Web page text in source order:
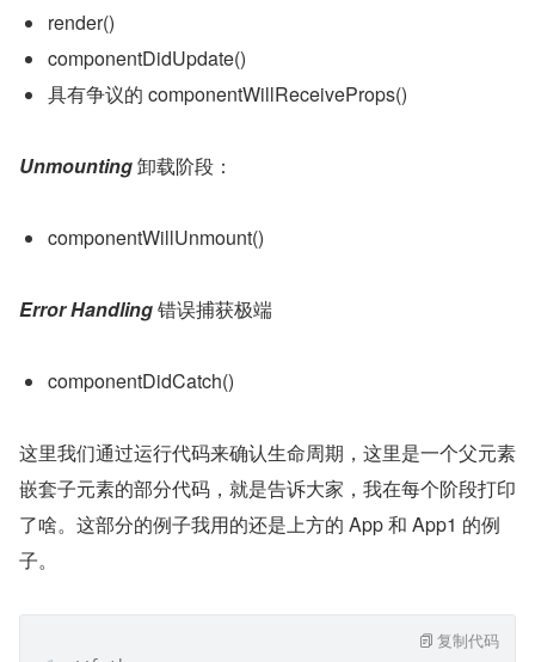
render()
componentDidUpdate()
具有争议的 componentWillReceiveProps()
Unmounting 卸载阶段：
componentWillUnmount()
Error Handling 错误捕获极端
componentDidCatch()
这里我们通过运行代码来确认生命周期，这里是一个父元素
嵌套子元素的部分代码，就是告诉大家，我在每个阶段打印
了啥。这部分的例子我用的还是上方的 App 和 App1 的例
子。
复制代码